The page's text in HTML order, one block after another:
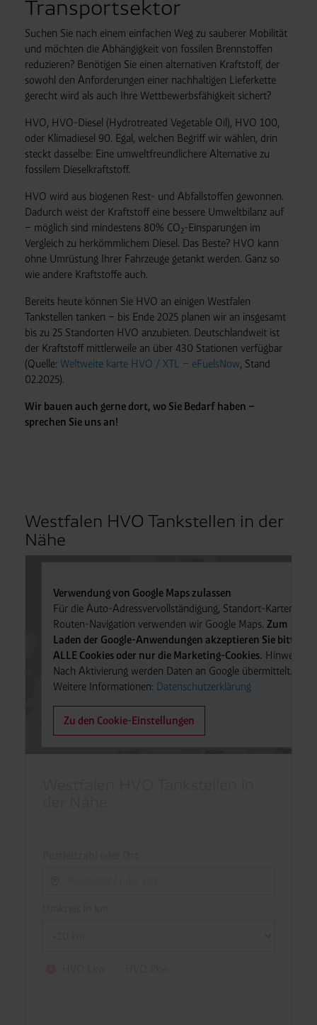
Transportsektor
Suchen Sie nach einem einfachen Weg zu sauberer Mobilität
und möchten die Abhängigkeit von fossilen Brennstoffen
reduzieren? Benötigen Sie einen alternativen Kraftstoff, der
sowohl den Anforderungen einer nachhaltigen Lieferkette
gerecht wird als auch Ihre Wettbewerbsfähigkeit sichert?
HVO, HVO-Diesel (Hydrotreated Vegetable Oil), HVO 100,
oder Klimadiesel 90. Egal, welchen Begriff wir wählen, drin
steckt dasselbe: Eine umweltfreundlichere Alternative zu
fossilem Dieselkraftstoff.
HVO wird aus biogenen Rest- und Abfallstoffen gewonnen.
Dadurch weist der Kraftstoff eine bessere Umweltbilanz auf
– möglich sind mindestens 80% CO2-Einsparungen im
Vergleich zu herkömmlichem Diesel. Das Beste? HVO kann
ohne Umrüstung Ihrer Fahrzeuge getankt werden. Ganz so
wie andere Kraftstoffe auch.
Bereits heute können Sie HVO an einigen Westfalen
Tankstellen tanken – bis Ende 2025 planen wir an insgesamt
bis zu 25 Standorten HVO anzubieten. Deutschlandweit ist
der Kraftstoff mittlerweile an über 430 Stationen verfügbar
(Quelle: Weltweite karte HVO / XTL – eFuelsNow, Stand
02.2025).
Wir bauen auch gerne dort, wo Sie Bedarf haben –
sprechen Sie uns an!
Westfalen HVO Tankstellen in der
Nähe
Verwendung von Google Maps zulassen
Für die Auto-Adressvervollständigung, Standort-Karten und
Routen-Navigation verwenden wir Google Maps.Zum
Laden der Google-Anwendungen akzeptieren Sie bitte
ALLE Cookies oder nur die Marketing-Cookies. Hinweis:
Nach Aktivierung werden Daten an Google übermittelt.
Weitere Informationen: Datenschutzerklärung
Zu den Cookie-Einstellungen